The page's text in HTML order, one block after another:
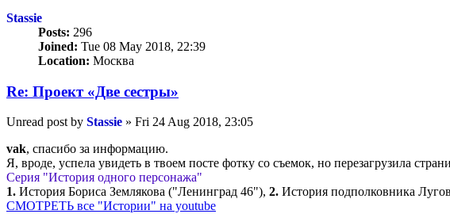
Stassie
Posts: 296
Joined: Tue 08 May 2018, 22:39
Location: Москва
Re: Проект «Две сестры»
Unread post by Stassie » Fri 24 Aug 2018, 23:05
vak, спасибо за информацию.
Я, вроде, успела увидеть в твоем посте фотку со съемок, но перезагрузила
Серия "История одного персонажа"
1. История Бориса Землякова ("Ленинград 46"), 2. История подполковника
СМОТРЕТЬ все "Истории" на youtube